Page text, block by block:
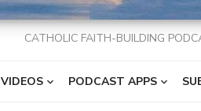
CATHOLIC FAITH-BUILDING
VIDEOS PODCAST APPS